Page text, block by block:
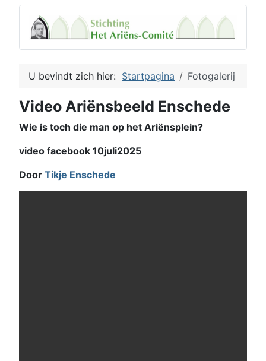
U bevindt zich hier: Startpagina Fotogalerij
Video Ariënsbeeld Enschede
Wie is toch die man op het Ariënsplein?
video facebook 10juli2025
Door Tikje Enschede